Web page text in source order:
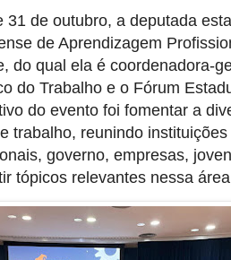
31 de outubro, a deputada
de Aprendizagem
do qual ela é coordenadora-
do Trabalho e o Fórum
do evento foi fomentar a
trabalho, reunindo
governo, empresas,
tópicos relevantes nessa